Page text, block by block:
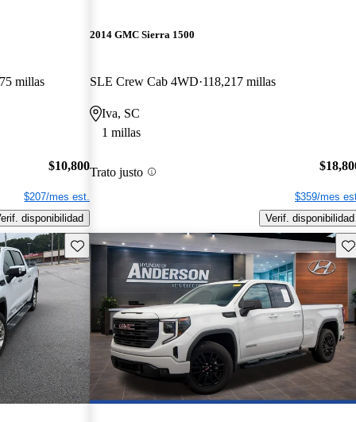
millas
$10,800
$207/mes est.
disponibilidad
2014 GMC Sierra 1500
SLE Crew Cab 4WD 118,217 millas
Iva, SC
1 millas
Trato justo
$359/mes
Verif. disponibilidad
Guarda este Aviso